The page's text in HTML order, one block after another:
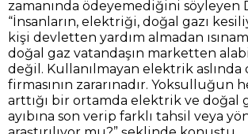
zamanında ödeyemediğini söyleyen
“İnsanların, elektriği, doğal gazı
kişi devletten yardım almadan
doğal gaz vatandaşın marketten
değil. Kullanılmayan elektrik aslında
firmasının zararınadır. Yoksulluğun
arttığı bir ortamda elektrik ve doğal
ayıbına son verip farklı tahsil veya